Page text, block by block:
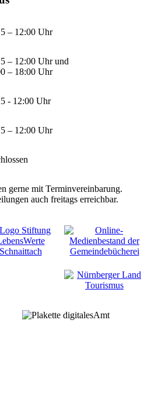
– 12:00 Uhr
– 12:00 Uhr und
– 18:00 Uhr
- 12:00 Uhr
– 12:00 Uhr
gerne mit Terminvereinbarung.
auch freitags erreichbar.